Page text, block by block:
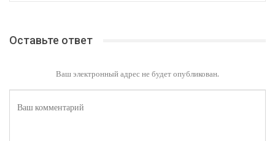
Оставьте ответ
Ваш электронный адрес не будет опубликован.